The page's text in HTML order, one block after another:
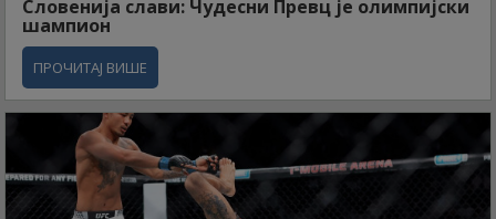
Словенија слави: Чудесни Превц је олимпијски
шампион
ПРОЧИТАЈ ВИШЕ